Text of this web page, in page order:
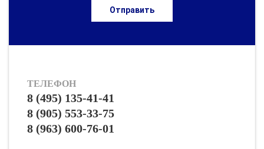
Отправить
ТЕЛЕФОН
8 (495) 135-41-41
8 (905) 553-33-75
8 (963) 600-76-01